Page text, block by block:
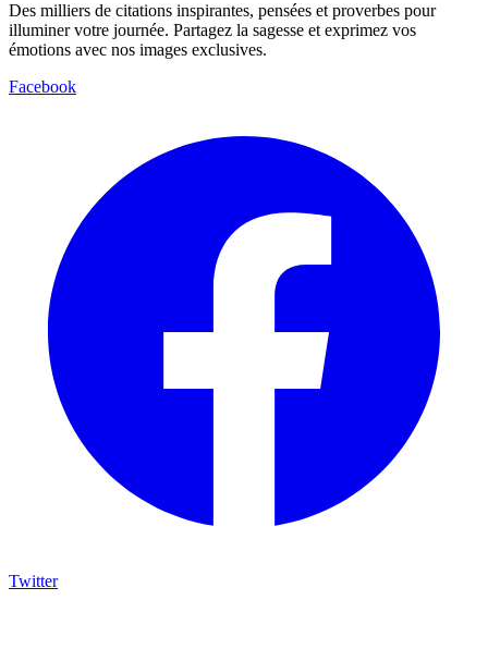
Des milliers de citations inspirantes, pensées et proverbes pour
illuminer votre journée. Partagez la sagesse et exprimez vos
émotions avec nos images exclusives.
Facebook
Twitter